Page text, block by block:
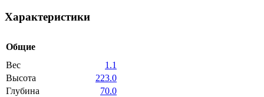
Характеристики
Общие
Вес
1.1
Высота
223.0
Глубина
70.0